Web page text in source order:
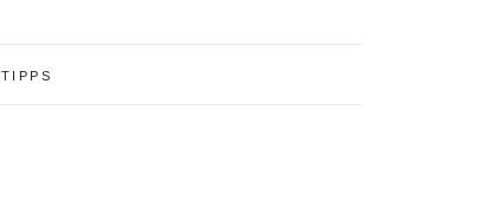
TIPPS